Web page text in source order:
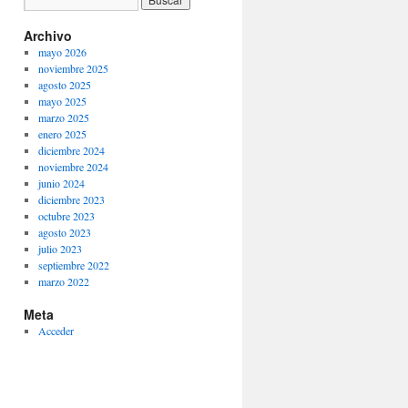
Archivo
mayo 2026
noviembre 2025
agosto 2025
mayo 2025
marzo 2025
enero 2025
diciembre 2024
noviembre 2024
junio 2024
diciembre 2023
octubre 2023
agosto 2023
julio 2023
septiembre 2022
marzo 2022
Meta
Acceder